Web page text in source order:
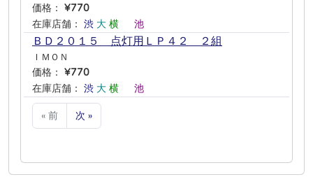
価格： ¥770
在庫店舗： 渋 大 横 池
ＢＤ２０１５ 点灯用ＬＰ４２ ２組
ＩＭＯＮ
価格： ¥770
在庫店舗： 渋 大 横 池
« 前
次 »